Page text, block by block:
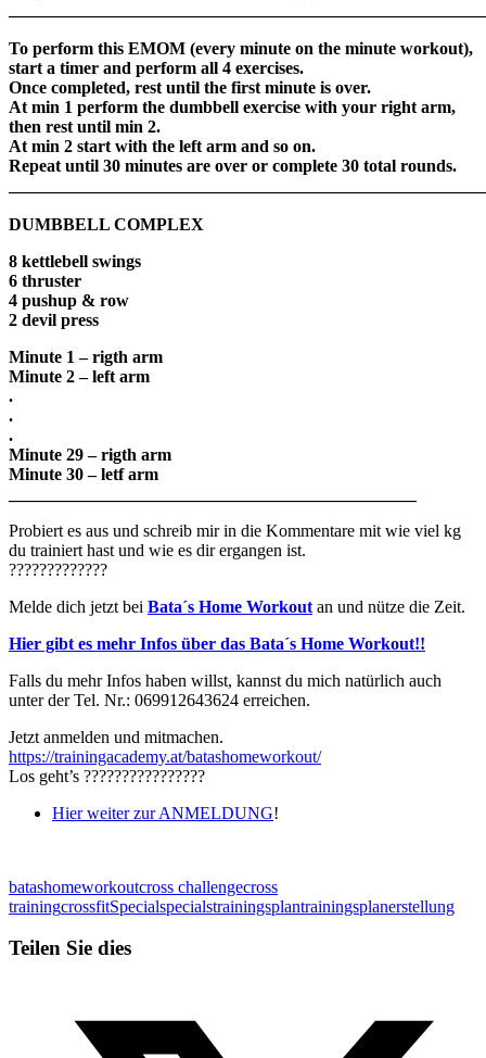
To perform this EMOM (every minute on the minute workout),
start a timer and perform all 4 exercises.
Once completed, rest until the first minute is over.
At min 1 perform the dumbbell exercise with your right arm,
then rest until min 2.
At min 2 start with the left arm and so on.
Repeat until 30 minutes are over or complete 30 total rounds.
DUMBBELL COMPLEX
8 kettlebell swings
6 thruster
4 pushup & row
2 devil press
Minute 1 – rigth arm
Minute 2 – left arm
.
.
.
Minute 29 – rigth arm
Minute 30 – letf arm
Probiert es aus und schreib mir in die Kommentare mit wie viel kg
du trainiert hast und wie es dir ergangen ist.
?????????????
Melde dich jetzt bei Bata´s Home Workout an und nütze die Zeit.
Hier gibt es mehr Infos über das Bata´s Home Workout!!
Falls du mehr Infos haben willst, kannst du mich natürlich auch
unter der Tel. Nr.: 069912643624 erreichen.
Jetzt anmelden und mitmachen.
https://trainingacademy.at/batashomeworkout/
Los geht’s ????????????????
Hier weiter zur ANMELDUNG!
batashomeworkoutcross challengecross
trainingcrossfitSpecialspecialstrainingsplantrainingsplanerstellung
Teilen Sie dies